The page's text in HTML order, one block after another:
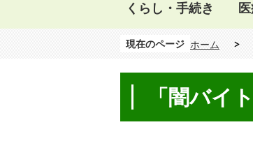
くらし・手続き
現在のページ ホーム
「闇バイ